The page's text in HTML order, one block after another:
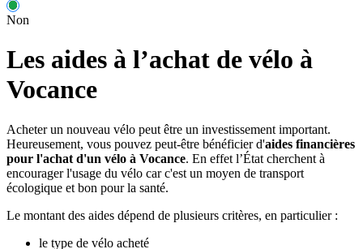
Non
Les aides à l’achat de vélo à
Vocance
Acheter un nouveau vélo peut être un investissement important.
Heureusement, vous pouvez peut-être bénéficier d'aides financières
pour l'achat d'un vélo à Vocance. En effet l’État cherchent à
encourager l'usage du vélo car c'est un moyen de transport
écologique et bon pour la santé.
Le montant des aides dépend de plusieurs critères, en particulier :
le type de vélo acheté